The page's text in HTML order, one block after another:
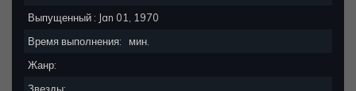
Выпущенный : Jan 01, 1970
Время выполнения:
мин.
Жанр: